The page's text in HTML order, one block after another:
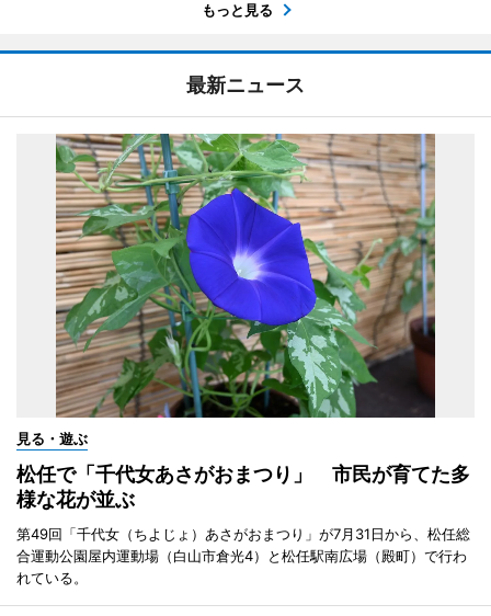
もっと見る
最新ニュース
見る・遊ぶ
松任で「千代女あさがおまつり」 市民が育てた多
様な花が並ぶ
第49回「千代女（ちよじょ）あさがおまつり」が7月31日から、松任総
合運動公園屋内運動場（白山市倉光4）と松任駅南広場（殿町）で行わ
れている。